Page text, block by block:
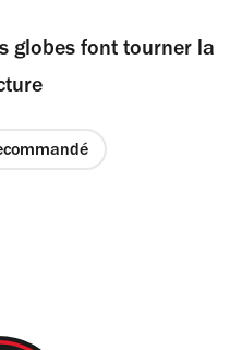
globes font tourner la